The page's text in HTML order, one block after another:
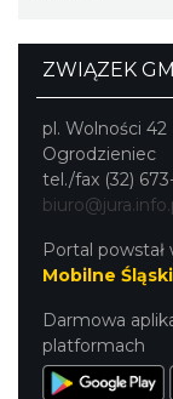
ZWIĄZEK
pl. Wolności 42
Ogrodzieniec
tel./fax (32)
Portal
Mobilne
Darmowa
platformach